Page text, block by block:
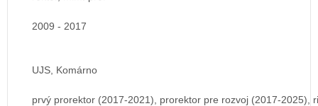
2009 - 2017
UJS, Komárno
prvý prorektor (2017-2021), prorektor pre rozvoj (2017-2025),